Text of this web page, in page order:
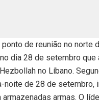
de reunião no norte
dia 28 de setembro
no Líbano.
de 28 de setembro,
armas. O